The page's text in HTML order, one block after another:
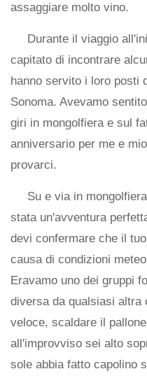
assaggiare molto vino.
Durante il viaggio
capitato di incontrare
hanno servito i loro posti
Sonoma. Avevamo
giri in mongolfiera e sul
anniversario per me e
provarci.
Su e via in
stata un'avventura
devi confermare che il
causa di condizioni
Eravamo uno dei gruppi
diversa da qualsiasi altra
veloce, scaldare il
all'improvviso sei alto
sole abbia fatto capolino